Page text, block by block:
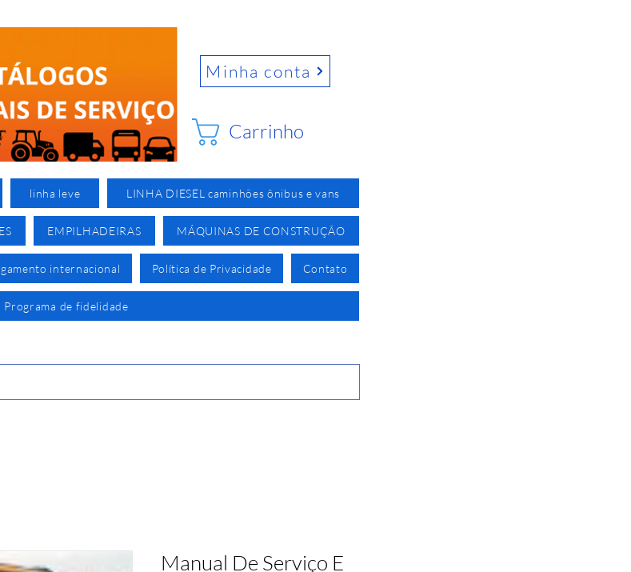
Minha conta
Carrinho
linha leve LINHA DIESEL caminhões ônibus e vans
EMPILHADEIRAS MÁQUINAS DE CONSTRUÇÃO
internacional Política de Privacidade Contato
Programa de fidelidade
Manual De Serviço E